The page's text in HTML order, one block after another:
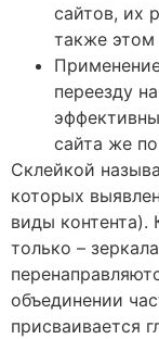
сайтов, их
также этом
переезду
сайта же
Склейкой
которых
виды контента).
только –
объединении
присваивается